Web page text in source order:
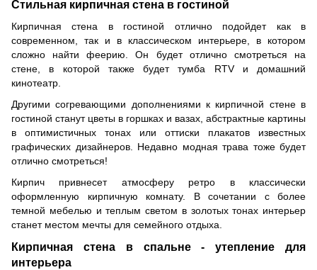
Стильная кирпичная стена в гостиной
Кирпичная стена в гостиной отлично подойдет как в
современном, так и в классическом интерьере, в котором
сложно найти феерию. Он будет отлично смотреться на
стене, в которой также будеттумба RTV и домашний
кинотеатр.
Другими согревающими дополнениями к кирпичной стене в
гостиной станут цветы в горшках и вазах, абстрактные картины
в оптимистичных тонах или оттиски плакатов известных
графических дизайнеров. Недавно модная трава тоже будет
отлично смотреться!
Кирпич привнесет атмосферу ретро в классически
оформленную кирпичную комнату. В сочетании с более
темной мебелью и теплым светом в золотых тонах интерьер
станет местом мечты для семейного отдыха.
Кирпичная стена в спальне - утепление для
интерьера